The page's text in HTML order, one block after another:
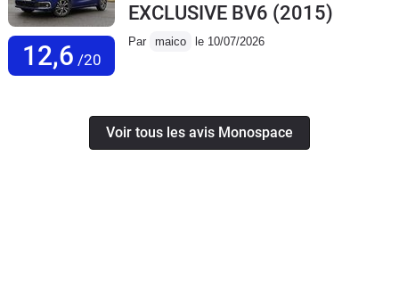
12,6 /20
EXCLUSIVE BV6 (2015)
Par maico le 10/07/2026
Voir tous les avis Monospace